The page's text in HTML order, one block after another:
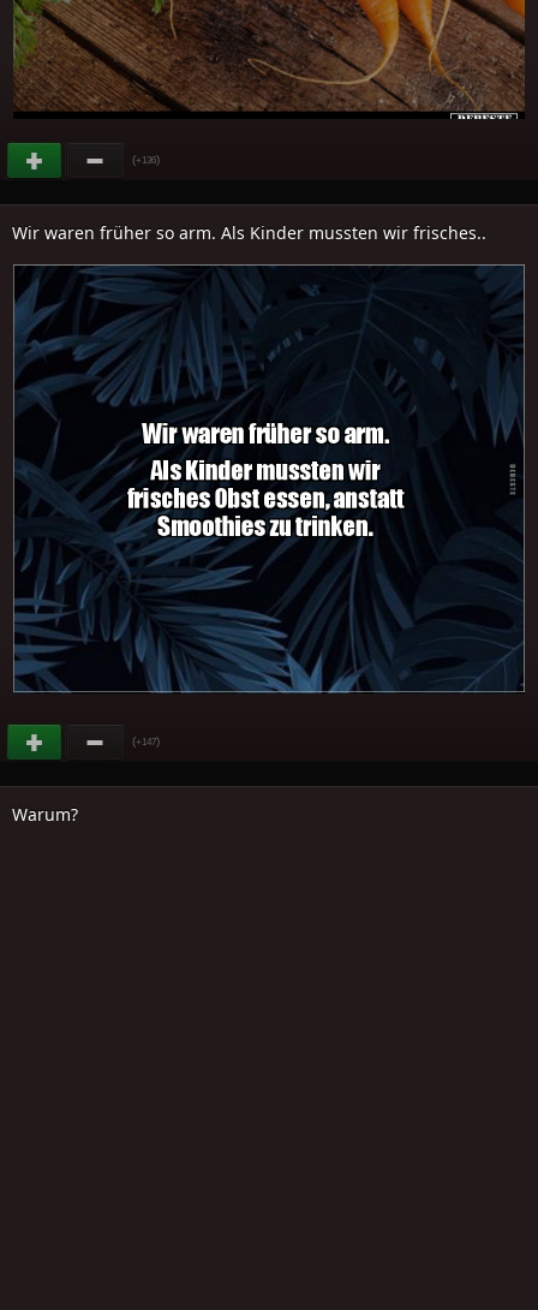
(+136)
Wir waren früher so arm. Als Kinder mussten wir frisches..
(+147)
Warum?